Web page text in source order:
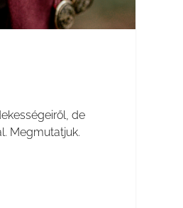
de
Megmutatjuk.